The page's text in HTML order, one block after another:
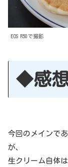
EOS R50で撮影
◆感
今回のメインで
が、
生クリーム自体